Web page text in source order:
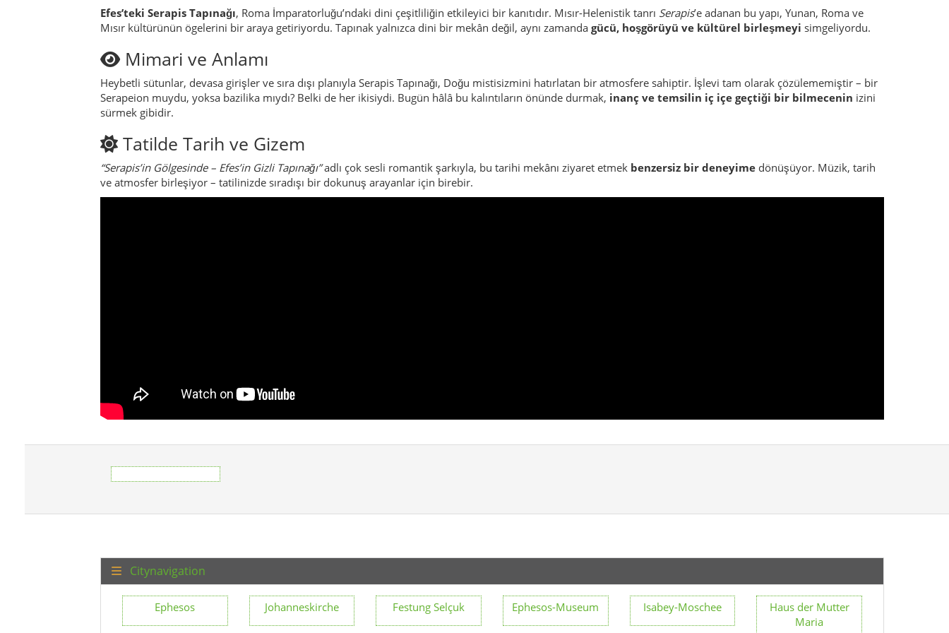
Efes’teki Serapis Tapınağı, Roma İmparatorluğu’ndaki dini çeşitliliğin etkileyici bir kanıtıdır. Mısır-Helenistik tanrı Serapis’e adanan bu yapı, Yunan, Roma ve
Mısır kültürünün ögelerini bir araya getiriyordu. Tapınak yalnızca dini bir mekân değil, aynı zamanda gücü, hoşgörüyü ve kültürel birleşmeyi simgeliyordu.
Mimari ve Anlamı
Heybetli sütunlar, devasa girişler ve sıra dışı planıyla Serapis Tapınağı, Doğu mistisizmini hatırlatan bir atmosfere sahiptir. İşlevi tam olarak çözülememiştir – bir
Serapeion muydu, yoksa bazilika mıydı? Belki de her ikisiydi. Bugün hâlâ bu kalıntıların önünde durmak, inanç ve temsilin iç içe geçtiği bir bilmecenin izini
sürmek gibidir.
Tatilde Tarih ve Gizem
“Serapis’in Gölgesinde – Efes’in Gizli Tapınağı”adlı çok sesli romantik şarkıyla, bu tarihi mekânı ziyaret etmek benzersiz bir deneyime dönüşüyor. Müzik, tarih
ve atmosfer birleşiyor – tatilinizde sıradışı bir dokunuş arayanlar için birebir.
Citynavigation
Ephesos Johanneskirche Festung Selçuk Ephesos-Museum Isabey-Moschee
Haus der Mutter
Maria